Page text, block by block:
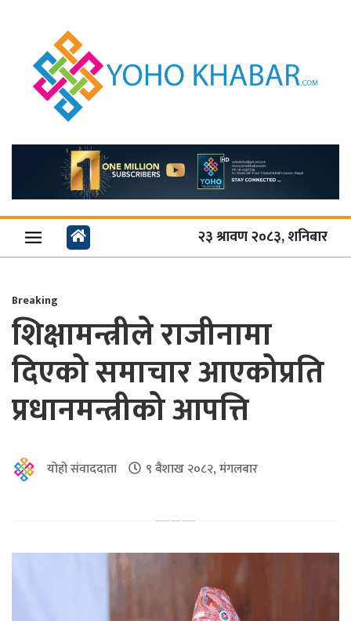
२३ श्रावण २०८३, शनिबार
Breaking
शिक्षामन्त्रीले राजीनामा
दिएको समाचार आएकोप्रति
प्रधानमन्त्रीको आपत्ति
योहो संवाददाता ९ बैशाख २०८२, मंगलबार